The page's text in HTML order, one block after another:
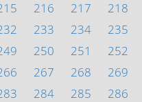
216 217 218
233 234 235
250 251 252
267 268 269
284 285 286